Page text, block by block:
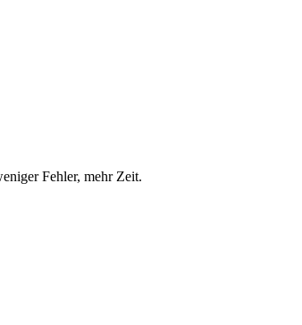
Fehler, mehr Zeit.